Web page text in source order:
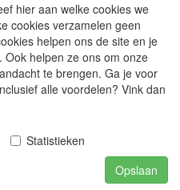
€ 125,00 EXCLUSIEF BTW
€ 5,87 VERZENDKOSTEN
VERZENDKOSTEN
BESTELLING BOVEN DE €
BTW
moeten worden kunnen
prijzen van de
prijsinformatie niet correct
hier aan welke cookies we
cookies verzamelen geen
helpen ons de site en je
helpen ze ons om onze
te brengen. Ga je voor
alle voordelen? Vink dan
Statistieken
Opslaan